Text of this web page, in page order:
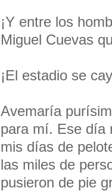
¡Y entre los
Miguel Cuevas
¡El estadio se
Avemaría
para mí. Ese día
mis días de
las miles de
pusieron de pie